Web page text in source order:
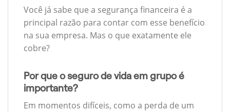
Você já sabe que a segurança financeira é a
principal razão para contar com esse benefício
na sua empresa. Mas o que exatamente ele
cobre?
Por que o seguro de vida em grupo é
importante?
Em momentos difíceis, como a perda de um